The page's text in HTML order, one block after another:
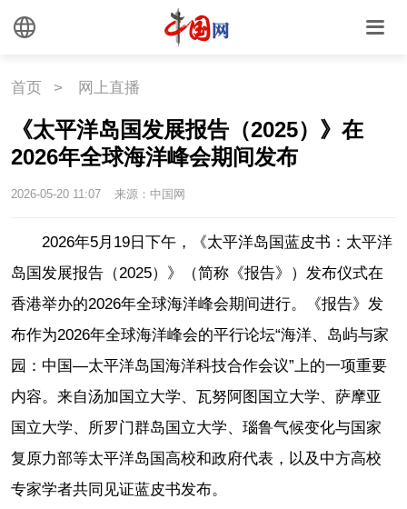
首页 > 网上直播
《太平洋岛国发展报告（2025）》在
2026年全球海洋峰会期间发布
2026-05-20 11:07 来源：中国网
2026年5月19日下午，《太平洋岛国蓝皮书：太平洋
岛国发展报告（2025）》（简称《报告》）发布仪式在
香港举办的2026年全球海洋峰会期间进行。《报告》发
布作为2026年全球海洋峰会的平行论坛“海洋、岛屿与家
园：中国—太平洋岛国海洋科技合作会议”上的一项重要
内容。来自汤加国立大学、瓦努阿图国立大学、萨摩亚
国立大学、所罗门群岛国立大学、瑙鲁气候变化与国家
复原力部等太平洋岛国高校和政府代表，以及中方高校
专家学者共同见证蓝皮书发布。